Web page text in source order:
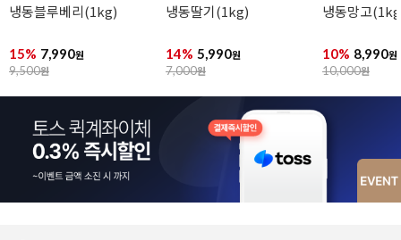
냉동블루베리(1kg)
15% 7,990원
9,500원
냉동딸기(1kg)
14% 5,990원
7,000원
냉동망고
10% 8,990원
10,000원